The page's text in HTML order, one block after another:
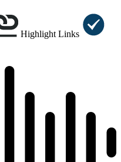
Highlight Links